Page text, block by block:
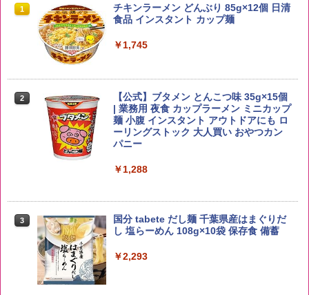
1 by Amazon 国産ブレンド米 精米 5kg
2
野沢農産 無洗米 青い流るる コシヒカリ
5kg 長野県産 令和7年産
￥3,325
3
【在庫処分価格】ももたろう印 無洗米 5
kg 業務用 お米マイスターブレンド
1
ブラックニッカ ニッカ Nikka ウィスキ
ー4000ml ブラックニッカクリア ウヰス
お得 4リットル
角瓶 2700ml サントリー ウイスキー ハ
イボール 大容量
3
角ハイボール 350ml×24本 サントリー ウ
イスキー ハイボール 缶
￥4,919
1
チキンラーメン どんぶり 85g×12個 日清
食品 インスタント カップ麺
￥1,745
2
【公式】ブタメン とんこつ味 35g×15個
| 業務用 夜食 カップラーメン ミニカップ
麺 小腹 インスタント アウトドアにも ロ
ーリングストック 大人買い おやつカン
パニー
￥1,288
3
国分 tabete だし麺 千葉県産はまぐりだ
し 塩らーめん 108g×10袋 保存食 備蓄
￥2,293